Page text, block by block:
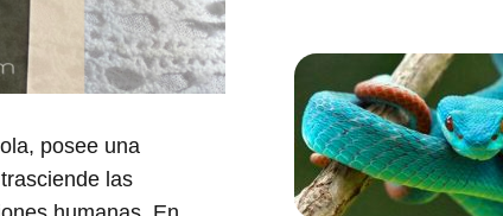
posee una
las